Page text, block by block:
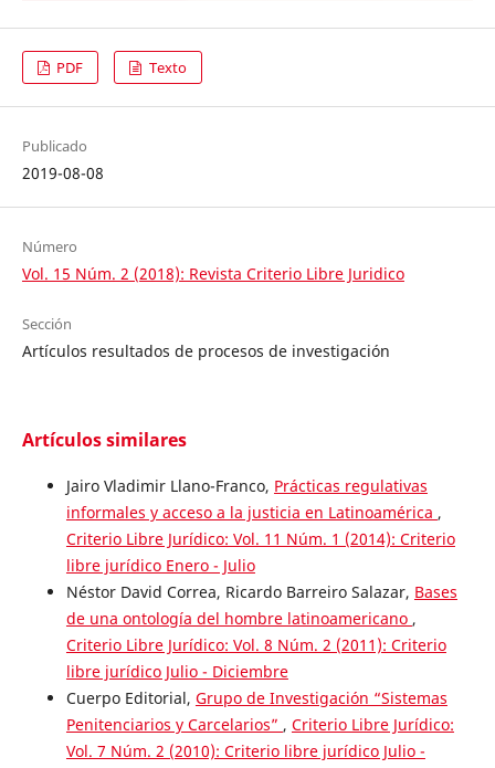
PDF Texto
Publicado
2019-08-08
Número
Vol. 15 Núm. 2 (2018): Revista Criterio Libre Juridico
Sección
Artículos resultados de procesos de investigación
Artículos similares
Jairo Vladimir Llano-Franco, Prácticas regulativas
informales y acceso a la justicia en Latinoamérica ,
Criterio Libre Jurídico: Vol. 11 Núm. 1 (2014): Criterio
libre jurídico Enero - Julio
Néstor David Correa, Ricardo Barreiro Salazar, Bases
de una ontología del hombre latinoamericano ,
Criterio Libre Jurídico: Vol. 8 Núm. 2 (2011): Criterio
libre jurídico Julio - Diciembre
Cuerpo Editorial, Grupo de Investigación “Sistemas
Penitenciarios y Carcelarios” , Criterio Libre Jurídico:
Vol. 7 Núm. 2 (2010): Criterio libre jurídico Julio -